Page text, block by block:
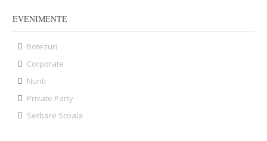
EVENIMENTE
Botezuri
Corporate
Nunti
Private Party
Serbare Scoala